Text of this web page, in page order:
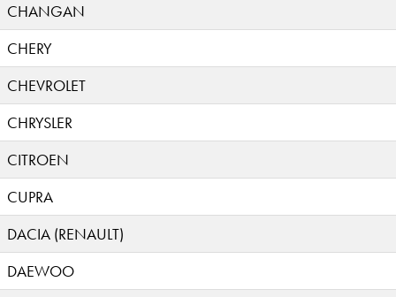
CHANGAN
CHERY
CHEVROLET
CHRYSLER
CITROEN
CUPRA
DACIA (RENAULT)
DAEWOO